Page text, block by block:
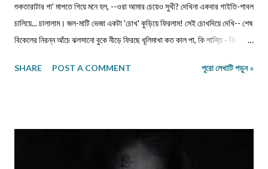
শুকতারাটার গা' মাপতে গিয়ে মনে হল, --ওরা আমার চেয়েও সুখী? দেখিনা একবার গাইতি-শাবল
চালিয়ে... চালালাম। জল-মাটি ভেজা একটা 'চোখ' কুড়িয়ে ফিরলাম! সেই চোখদিয়ে দেখি-- শেষ
বিকেলের নিরন্ন আঁচে ঝলসানো বুকে নীড়ে ফিরছে ধূলিমাখা কত কাল পা, কি শান্তি - কি
রুক্ষঠোঁটের আবরণে এক সময় নেমে আসে শিশিরস্নাত কালনিশি-- মাঝের ব্যবধান মুছে দেয়
SHARE POST A COMMENT পুরো লেখাটি পড়ুন »